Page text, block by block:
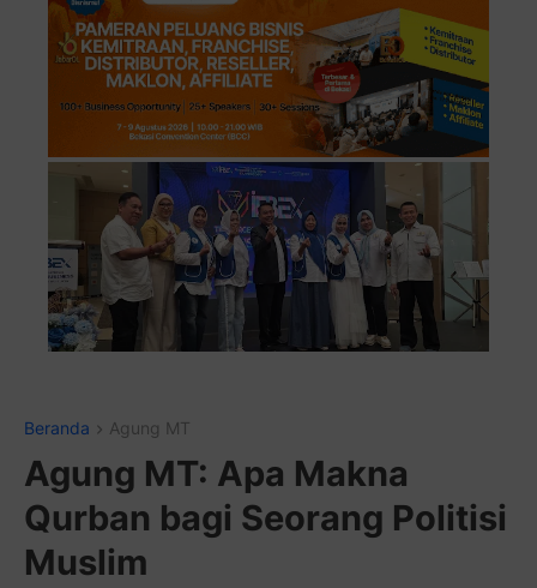
Beranda Agung MT
Agung MT: Apa Makna
Qurban bagi Seorang Politisi
Muslim